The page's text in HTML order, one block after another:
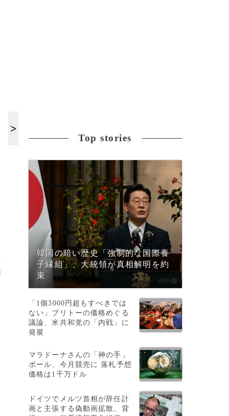
Top stories
韓国の暗い歴史「強制的な国際養
子縁組」、大統領が真相解明を約
束
「1個3000円超もすべきでは
ない」ブリトーの価格めぐる
議論、米共和党の「内戦」に
発展
マラドーナさんの「神の手」
ボール、今月競売に 落札予想
価格は1千万ドル
ドイツでメルツ首相が辞任計
画と主張する偽動画拡散、背